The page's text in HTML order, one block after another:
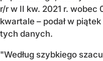
r/r w II kw. 2021 r. wobec
kwartale – podał w
tych danych.
"Według szybkiego